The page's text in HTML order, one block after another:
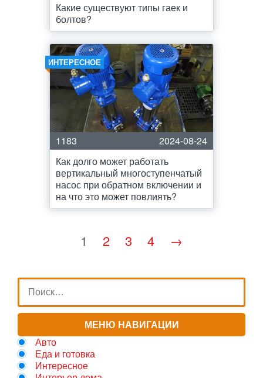
Какие существуют типы гаек и
болтов?
ИНТЕРЕСНОЕ
1183
2024-08-24
Как долго может работать
вертикальный многоступенчатый
насос при обратном включении и
на что это может повлиять?
1 2 3 4 →
МЕНЮ НАВИГАЦИИ
Авто
Еда и готовка
Интересное